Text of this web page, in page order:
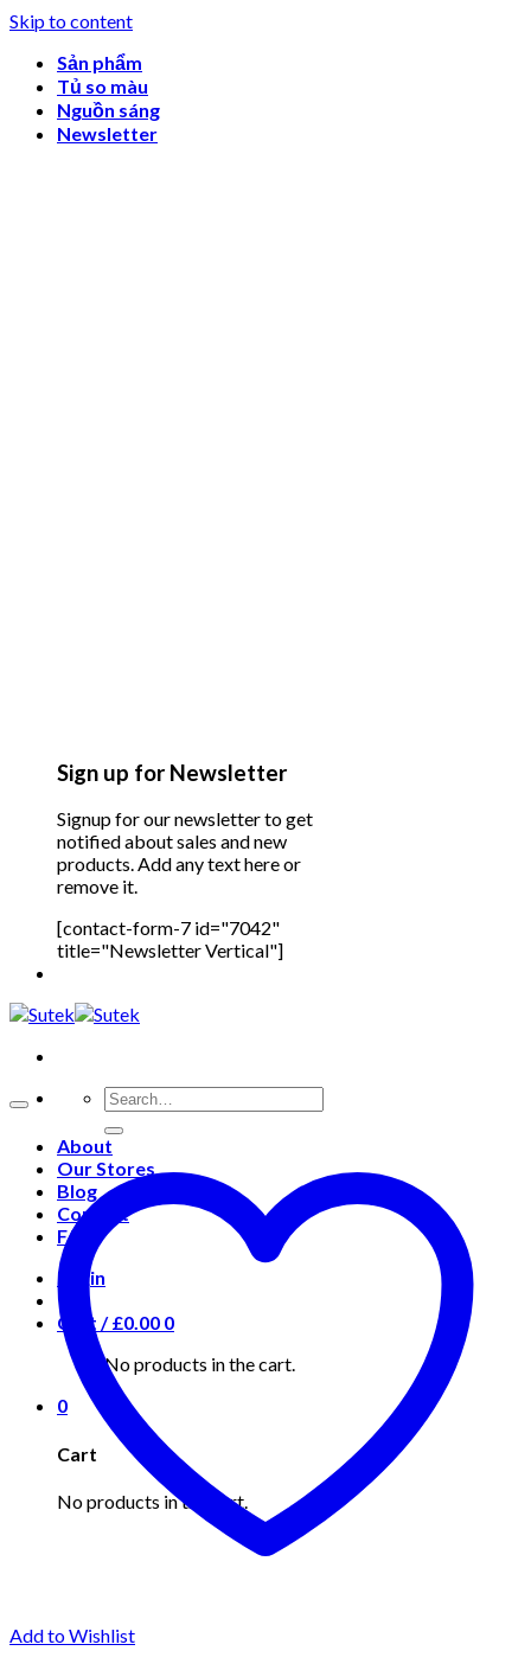
Skip to content
Sản phẩm
Tủ so màu
Nguồn sáng
Newsletter
Sign up for Newsletter
Signup for our newsletter to get
notified about sales and new
products. Add any text here or
remove it.
[contact-form-7 id="7042"
title="Newsletter Vertical"]
About
Our Stores
Blog
Contact
FAQ
Login
Cart /£0.00 0
No products in the cart.
0
Cart
No products in the cart.
Add to Wishlist